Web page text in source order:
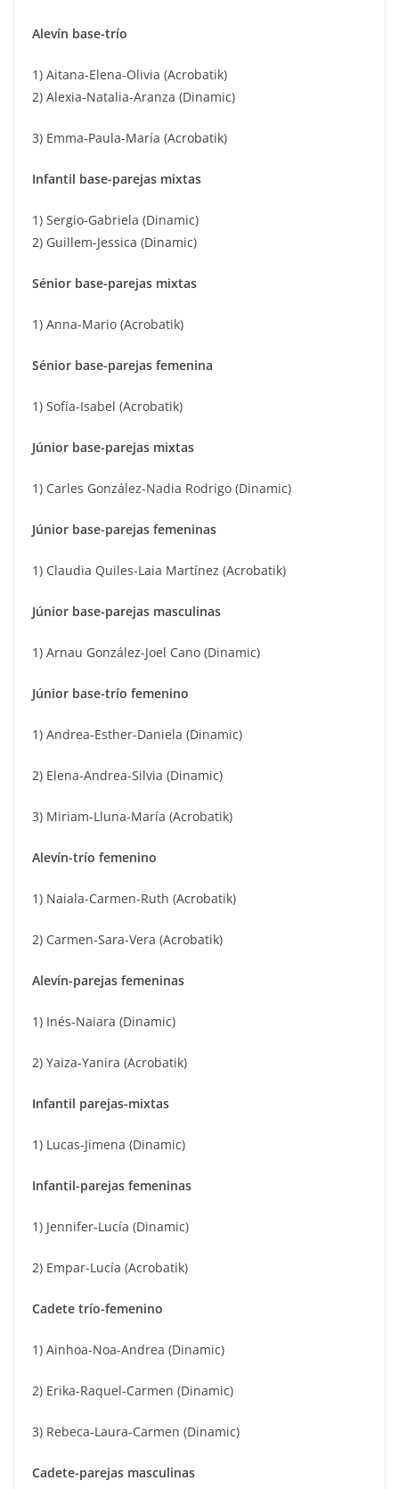
Alevín base-trío
1) Aitana-Elena-Olivia (Acrobatik)
2) Alexia-Natalia-Aranza (Dinamic)
3) Emma-Paula-María (Acrobatik)
Infantil base-parejas mixtas
1) Sergio-Gabriela (Dinamic)
2) Guillem-Jessica (Dinamic)
Sénior base-parejas mixtas
1) Anna-Mario (Acrobatik)
Sénior base-parejas femenina
1) Sofía-Isabel (Acrobatik)
Júnior base-parejas mixtas
1) Carles González-Nadia Rodrigo (Dinamic)
Júnior base-parejas femeninas
1) Claudia Quiles-Laia Martínez (Acrobatik)
Júnior base-parejas masculinas
1) Arnau González-Joel Cano (Dinamic)
Júnior base-trío femenino
1) Andrea-Esther-Daniela (Dinamic)
2) Elena-Andrea-Silvia (Dinamic)
3) Miriam-Lluna-María (Acrobatik)
Alevín-trío femenino
1) Naiala-Carmen-Ruth (Acrobatik)
2) Carmen-Sara-Vera (Acrobatik)
Alevín-parejas femeninas
1) Inés-Naiara (Dinamic)
2) Yaiza-Yanira (Acrobatik)
Infantil parejas-mixtas
1) Lucas-Jimena (Dinamic)
Infantil-parejas femeninas
1) Jennifer-Lucía (Dinamic)
2) Empar-Lucía (Acrobatik)
Cadete trío-femenino
1) Ainhoa-Noa-Andrea (Dinamic)
2) Erika-Raquel-Carmen (Dinamic)
3) Rebeca-Laura-Carmen (Dinamic)
Cadete-parejas masculinas